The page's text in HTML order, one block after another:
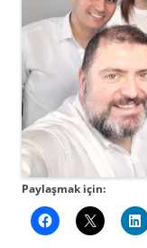
Paylaşmak için: